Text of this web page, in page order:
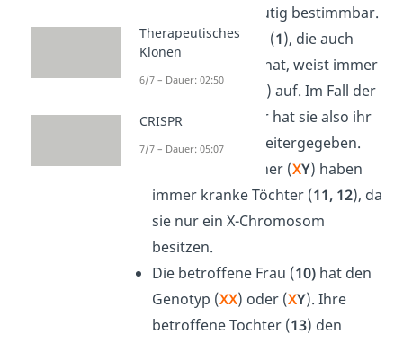
eindeutig bestimmbar.
Eine kranke Frau (1), die auch
gesunde Kinder hat, weist immer
) auf. Im Fall der
gesunden Kinder hat sie also ihr
gesundes Allel weitergegeben.
Betroffene Männer (XY) haben
immer kranke Töchter (11, 12), da
sie nur ein X-Chromosom
besitzen.
Die betroffene Frau (10) hat den
Genotyp (XX) oder (XY). Ihre
betroffene Tochter (13) den
Therapeutisches
Klonen
6/7 – Dauer: 02:50
CRISPR
7/7 – Dauer: 05:07